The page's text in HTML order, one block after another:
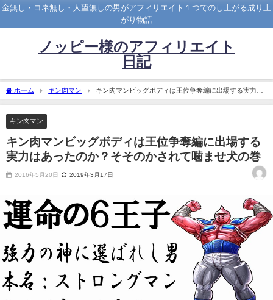
金無し・コネ無し・人望無しの男がアフィリエイト１つでのし上がる成り上
がり物語
ノッピー様のアフィリエイト
日記
ホーム キン肉マン
キン肉マンビッグボディは王位争奪編に出場する実力は
あったのか？そそのかされて噛ませ犬の巻
キン肉マン
キン肉マンビッグボディは王位争奪編に出場する
実力はあったのか？そそのかされて噛ませ犬の巻
2016年5月20日 2019年3月17日